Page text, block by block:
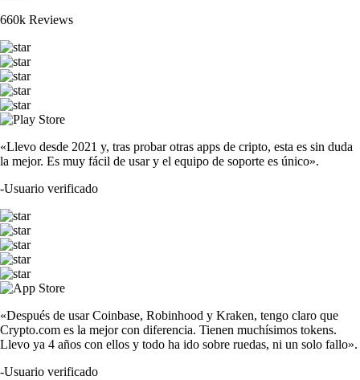
660k Reviews
«Llevo desde 2021 y, tras probar otras apps de cripto, esta es sin duda
la mejor. Es muy fácil de usar y el equipo de soporte es único».
-Usuario verificado
«Después de usar Coinbase, Robinhood y Kraken, tengo claro que
Crypto.com es la mejor con diferencia. Tienen muchísimos tokens.
Llevo ya 4 años con ellos y todo ha ido sobre ruedas, ni un solo fallo».
-Usuario verificado